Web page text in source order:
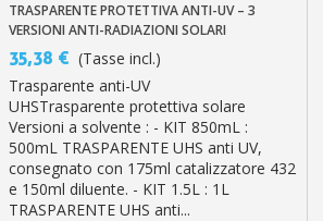
TRASPARENTE PROTETTIVA ANTI-UV – 3
VERSIONI ANTI-RADIAZIONI SOLARI
35,38 € (Tasse incl.)
Trasparente anti-UV
UHSTrasparente protettiva solare
Versioni a solvente : - KIT 850mL :
500mL TRASPARENTE UHS anti UV,
consegnato con 175ml catalizzatore 432
e 150ml diluente. - KIT 1.5L : 1L
TRASPARENTE UHS anti...